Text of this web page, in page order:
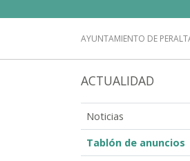
AYUNTAMIENTO DE
ACTUALIDAD
Noticias
Tablón de anuncios